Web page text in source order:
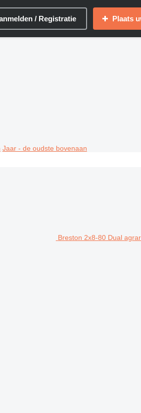
/ Registratie Plaats
Jaar - de oudste bovenaan
Breston 2x8-80 Dual